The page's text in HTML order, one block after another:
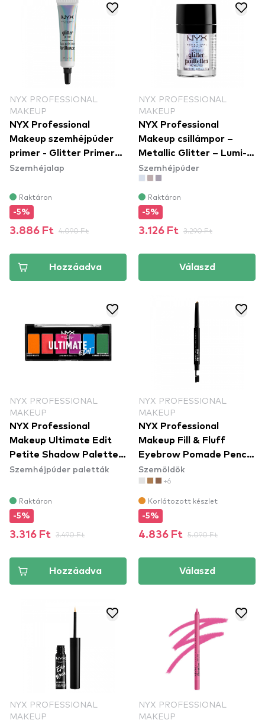
NYX PROFESSIONAL
MAKEUP
NYX Professional
Makeup szemhéjpúder
primer - Glitter Primer
(GLIP01)
Szemhéjalap
Raktáron
-5%
3.886 Ft 4.090 Ft
Hozzáadva
NYX PROFESSIONAL
MAKEUP
NYX Professional
Makeup csillámpor –
Metallic Glitter – Lumi-
Lite (MGLI05)
Szemhéjpúder
Raktáron
-5%
3.126 Ft 3.290 Ft
Válaszd
NYX PROFESSIONAL
MAKEUP
NYX Professional
Makeup Ultimate Edit
Petite Shadow Palette
szemhéjpúder paletta -
Szemhéjpúder paletták
Raktáron
-5%
3.316 Ft 3.490 Ft
Hozzáadva
NYX PROFESSIONAL
MAKEUP
NYX Professional
Makeup Fill & Fluff
Eyebrow Pomade Pencil
szemöldökcerzua -
Blonde (FFEP01)
Szemöldök
+6
Korlátozott készlet
-5%
4.836 Ft 5.090 Ft
Válaszd
NYX PROFESSIONAL
MAKEUP
NYX PROFESSIONAL
MAKEUP